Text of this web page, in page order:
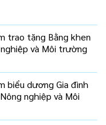
trao tặng Bằng khen
và Môi trường
biểu dương Gia đình
nghiệp và Môi